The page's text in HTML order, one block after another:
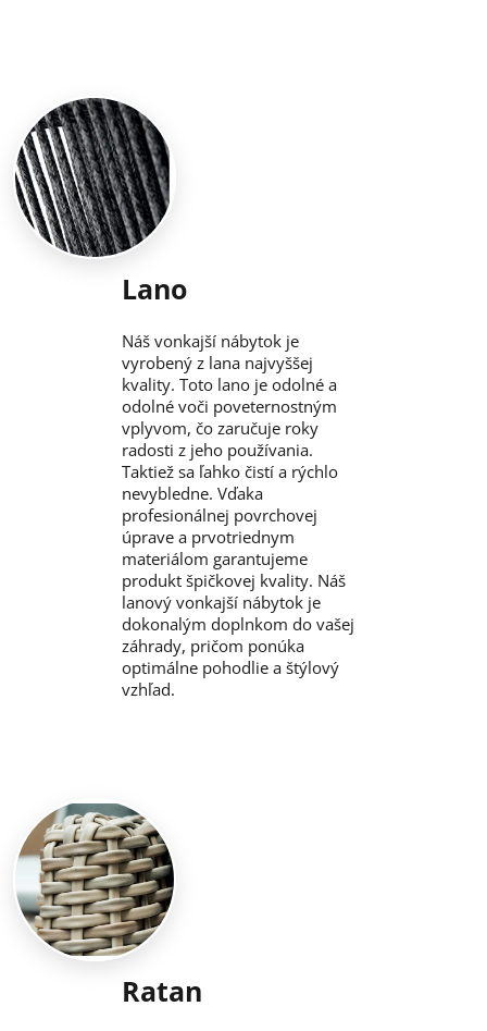
Lano
Náš vonkajší nábytok je
vyrobený z lana najvyššej
kvality. Toto lano je odolné a
odolné voči poveternostným
vplyvom, čo zaručuje roky
radosti z jeho používania.
Taktiež sa ľahko čistí a rýchlo
nevybledne. Vďaka
profesionálnej povrchovej
úprave a prvotriednym
materiálom garantujeme
produkt špičkovej kvality. Náš
lanový vonkajší nábytok je
dokonalým doplnkom do vašej
záhrady, pričom ponúka
optimálne pohodlie a štýlový
vzhľad.
Ratan